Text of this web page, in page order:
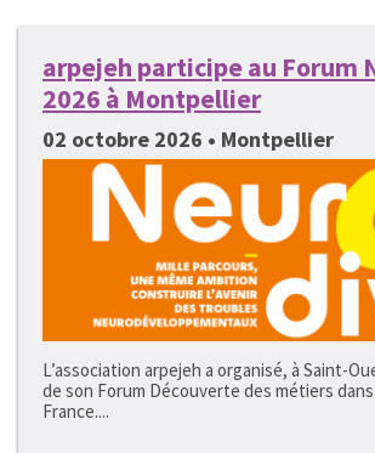
arpejeh participe au Forum
2026 à Montpellier
02 octobre 2026 • Montpellier
L’association arpejeh a organisé, à Saint-
de son Forum Découverte des métiers
France....